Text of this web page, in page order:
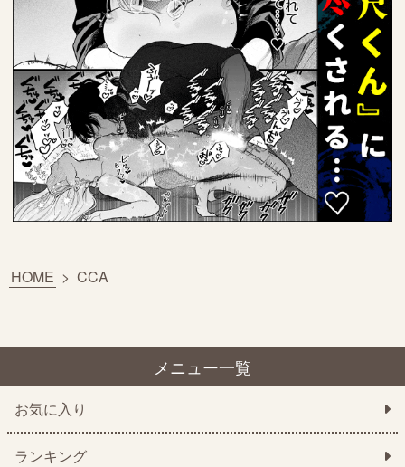
HOME > CCA
メニュー一覧
お気に入り
ランキング